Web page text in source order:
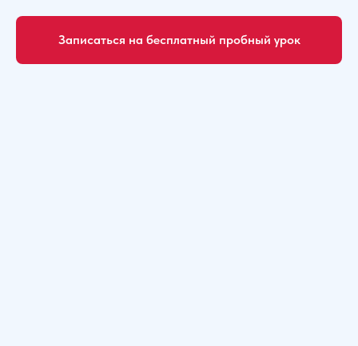
Записаться на бесплатный пробный урок